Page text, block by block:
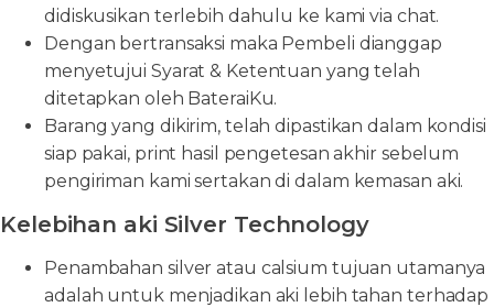
didiskusikan terlebih dahulu ke kami via chat.
Dengan bertransaksi maka Pembeli dianggap
menyetujui Syarat & Ketentuan yang telah
ditetapkan oleh BateraiKu.
Barang yang dikirim, telah dipastikan dalam kondisi
siap pakai, print hasil pengetesan akhir sebelum
pengiriman kami sertakan di dalam kemasan aki.
Kelebihan aki Silver Technology
Penambahan silver atau calsium tujuan utamanya
adalah untuk menjadikan aki lebih tahan terhadap